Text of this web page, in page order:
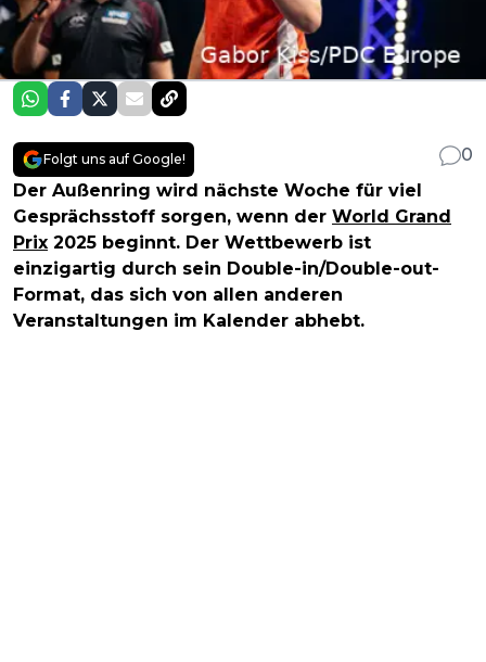
Folgt uns auf Google!
0
Der Außenring wird nächste Woche für viel
Gesprächsstoff sorgen, wenn der World Grand
Prix 2025 beginnt. Der Wettbewerb ist
einzigartig durch sein Double-in/Double-out-
Format, das sich von allen anderen
Veranstaltungen im Kalender abhebt.